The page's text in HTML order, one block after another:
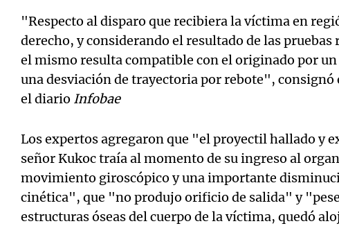
"Respecto al disparo que recibiera la víctima en
derecho, y considerando el resultado de las
el mismo resulta compatible con el originado por
una desviación de trayectoria por rebote",
el diario Infobae
Los expertos agregaron que "el proyectil hallado y
señor Kukoc traía al momento de su ingreso al
movimiento giroscópico y una importante
cinética", que "no produjo orificio de salida" y
estructuras óseas del cuerpo de la víctima, quedó